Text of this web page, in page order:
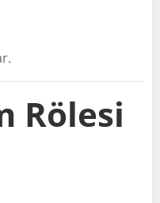
Rölesi